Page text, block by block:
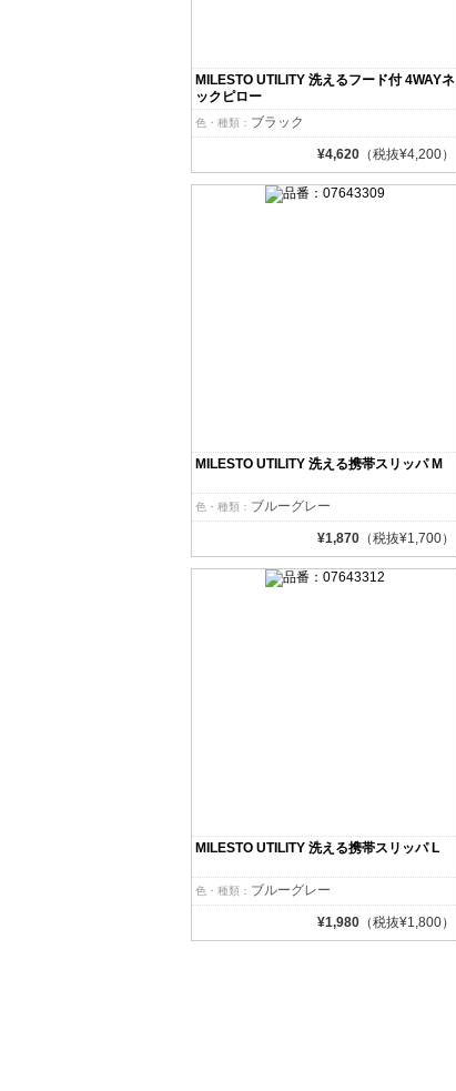
MILESTO UTILITY 洗えるフード付 4WAYネ
ックピロー
色・種類： ブラック
¥4,620 （税抜¥4,200）
MILESTO UTILITY 洗える携帯スリッパ M
色・種類： ブルーグレー
¥1,870 （税抜¥1,700）
MILESTO UTILITY 洗える携帯スリッパ L
色・種類： ブルーグレー
¥1,980 （税抜¥1,800）